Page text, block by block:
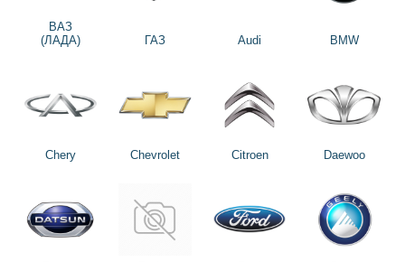
ВАЗ
(ЛАДА)
ГАЗ Audi BMW
Chery Chevrolet Citroen Daewoo